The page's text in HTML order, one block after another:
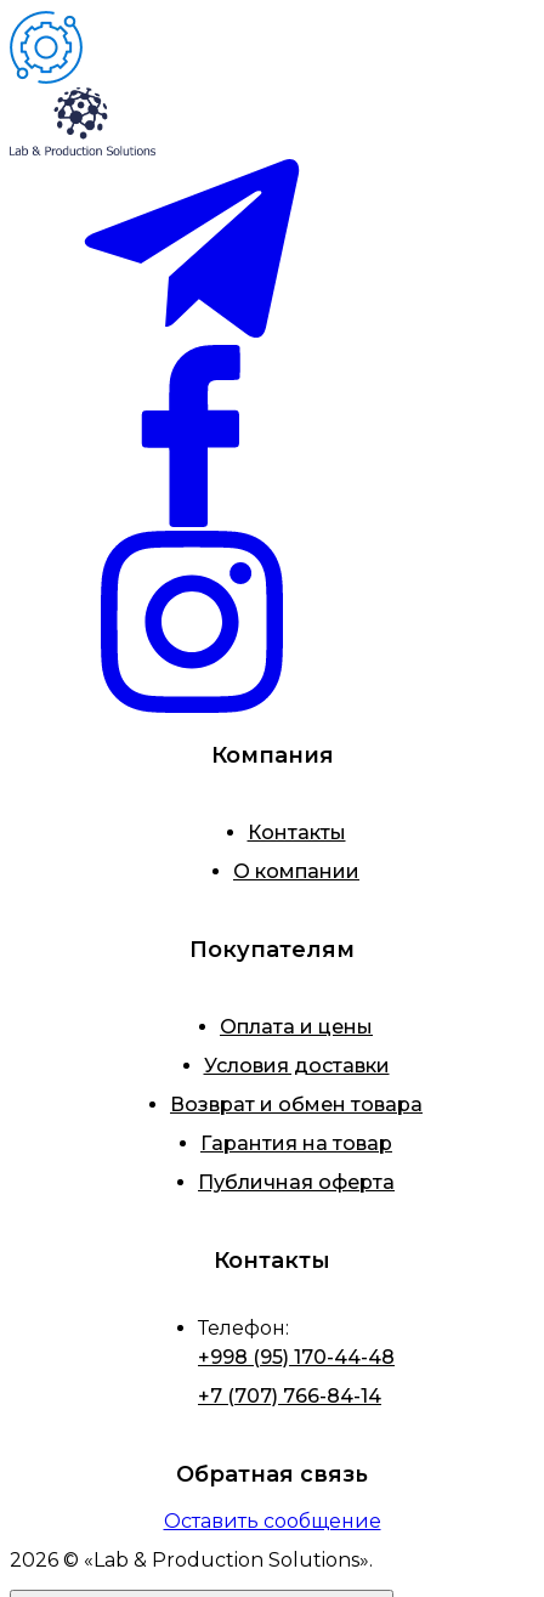
Компания
Контакты
О компании
Покупателям
Оплата и цены
Условия доставки
Возврат и обмен товара
Гарантия на товар
Публичная оферта
Контакты
Телефон:
+998 (95) 170-44-48
+7 (707) 766-84-14
Обратная связь
Оставить сообщение
2026 © « Lab & Production Solutions».